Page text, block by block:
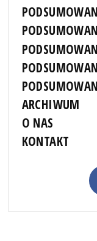
ARCHIWUM
O NAS
KONTAKT